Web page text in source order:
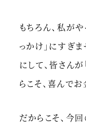
もちろん、私が
っかけ」にすぎ
にして、皆さん
らこそ、喜んで
だからこそ、今